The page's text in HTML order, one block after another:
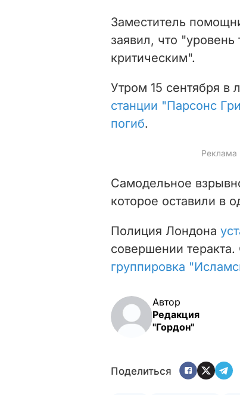
Заместитель
заявил, что "уровень
критическим".
Утром 15 сентября в
станции "Парсонс
погиб.
Самодельное
которое оставили в
Полиция Лондона
совершении теракта.
группировка
Автор
Редакция
"Гордон"
Поделиться